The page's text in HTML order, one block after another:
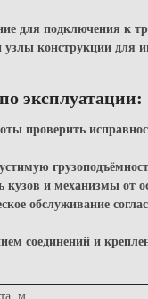
системы
для подключения к
конструкции для
эксплуатации:
проверить
и механизмы от
обслуживание
соединений и